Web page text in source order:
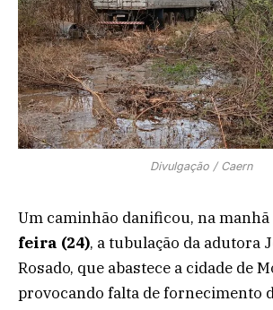
Divulgação / Caern
Um caminhão danificou, na manhã
feira (24), a tubulação da adutora
Rosado, que abastece a cidade de
provocando falta de fornecimento